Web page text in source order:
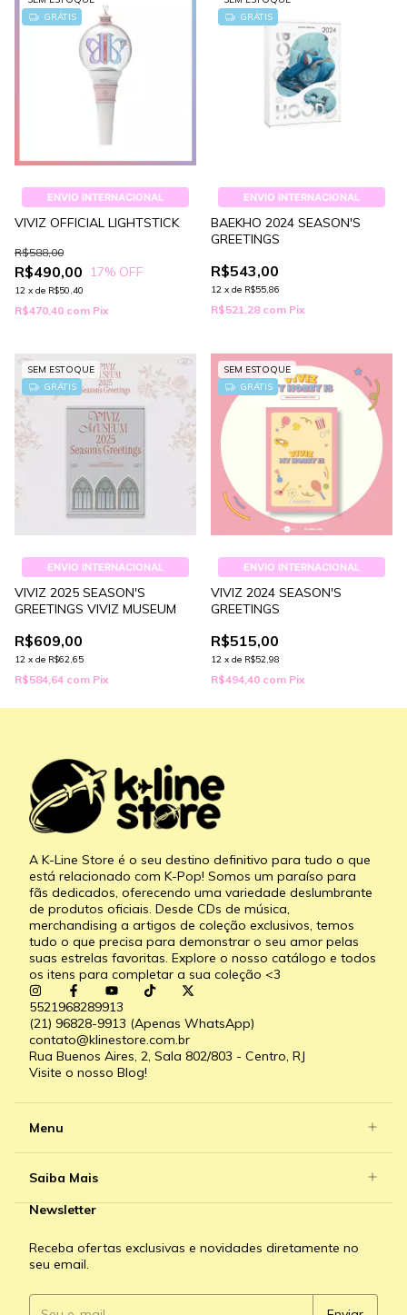
GRÁTIS
ENVIO INTERNACIONAL
VIVIZ OFFICIAL LIGHTSTICK
R$490,00
R$588,00
17% OFF
12 x de R$50,40
R$470,40 com Pix
GRÁTIS
ENVIO INTERNACIONAL
BAEKHO 2024 SEASON'S
GREETINGS
R$543,00
12 x de R$55,86
R$521,28 com Pix
SEM ESTOQUE
GRÁTIS
ENVIO INTERNACIONAL
VIVIZ 2025 SEASON'S
GREETINGS VIVIZ MUSEUM
R$609,00
12 x de R$62,65
R$584,64 com Pix
SEM ESTOQUE
GRÁTIS
ENVIO INTERNACIONAL
VIVIZ 2024 SEASON'S
GREETINGS
R$515,00
12 x de R$52,98
R$494,40 com Pix
A K-Line Store é o seu destino definitivo para tudo o que
está relacionado com K-Pop! Somos um paraíso para
fãs dedicados, oferecendo uma variedade deslumbrante
de produtos oficiais. Desde CDs de música,
merchandising a artigos de coleção exclusivos, temos
tudo o que precisa para demonstrar o seu amor pelas
suas estrelas favoritas. Explore o nosso catálogo e todos
os itens para completar a sua coleção <3
5521968289913
(21) 96828-9913 (Apenas WhatsApp)
contato@klinestore.com.br
Rua Buenos Aires, 2, Sala 802/803 - Centro, RJ
Visite o nosso Blog!
Menu
Saiba Mais
Newsletter
Receba ofertas exclusivas e novidades diretamente no
seu email.